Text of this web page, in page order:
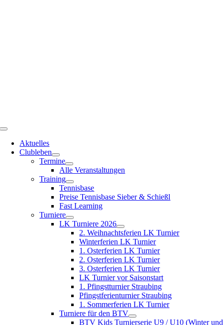
Toggle
NavigationAktuelles
Clubleben
Termine
Alle Veranstaltungen
Training
Tennisbase
Preise Tennisbase Sieber & Schießl
Fast Learning
Turniere
LK Turniere 2026
2. Weihnachtsferien LK Turnier
Winterferien LK Turnier
1. Osterferien LK Turnier
2. Osterferien LK Turnier
3. Osterferien LK Turnier
LK Turnier vor Saisonstart
1. Pfingstturnier Straubing
Pfingstferienturnier Straubing
1. Sommerferien LK Turnier
Turniere für den BTV
BTV Kids Turnierserie U9 / U10 (Winter und